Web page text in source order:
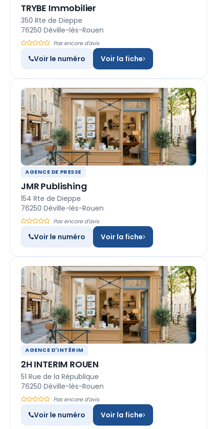
TRYBE Immobilier
350 Rte de Dieppe
76250 Déville-lès-Rouen
Pas encore d'avis
Voir le numéro Voir la fiche
AGENCE DE PRESSE
JMR Publishing
154 Rte de Dieppe
76250 Déville-lès-Rouen
Pas encore d'avis
Voir le numéro Voir la fiche
AGENCE D'INTÉRIM
2H INTERIM ROUEN
51 Rue de la République
76250 Déville-lès-Rouen
Pas encore d'avis
Voir le numéro Voir la fiche